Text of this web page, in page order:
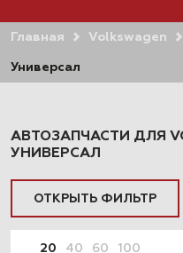
Главная Volkswagen
Универсал
АВТОЗАПЧАСТИ ДЛЯ
УНИВЕРСАЛ
ОТКРЫТЬ ФИЛЬТР
20 40 60 100